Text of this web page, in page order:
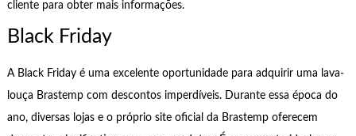
cliente para obter mais informações.
Black Friday
A Black Friday é uma excelente oportunidade para adquirir uma lava-
louça Brastemp com descontos imperdíveis. Durante essa época do
ano, diversas lojas e o próprio site oficial da Brastemp oferecem